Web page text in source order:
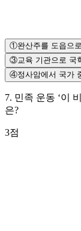
①완산주를 도읍으
③교육 기관으로 국
④정사암에서 국가
7. 민족 운동 ‘이
은?
3점